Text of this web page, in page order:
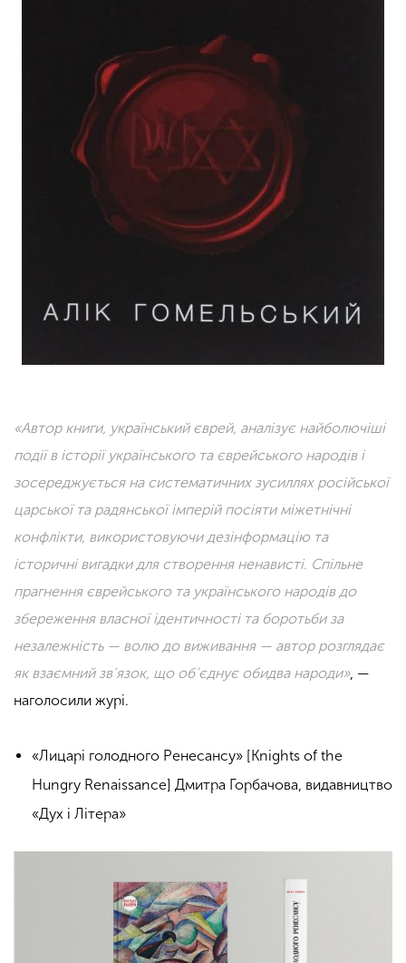
«Автор книги, український єврей, аналізує найболючіші
події в історії українського та єврейського народів і
зосереджується на систематичних зусиллях російської
царської та радянської імперій посіяти міжетнічні
конфлікти, використовуючи дезінформацію та
історичні вигадки для створення ненависті. Спільне
прагнення єврейського та українського народів до
збереження власної ідентичності та боротьби за
незалежність — волю до виживання — автор розглядає
як взаємний зв’язок, що об’єднує обидва народи», —
наголосили журі.
«Лицарі голодного Ренесансу» [Knights of the
Hungry Renaissance] Дмитра Горбачова, видавництво
«Дух і Літера»